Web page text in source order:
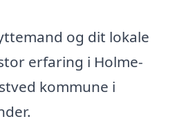
og dit lokale
erfaring i Holme-
kommune i